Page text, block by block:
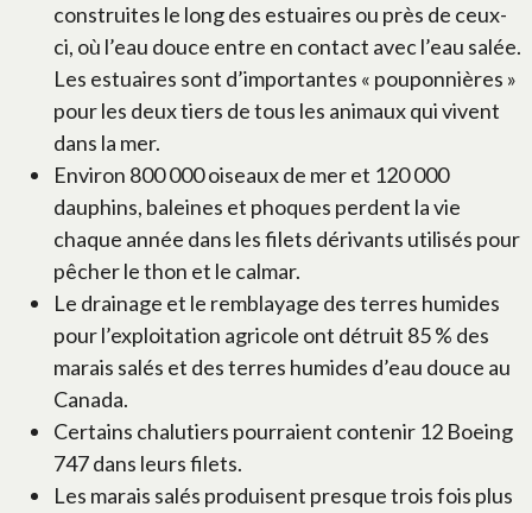
construites le long des estuaires ou près de ceux-
ci, où l’eau douce entre en contact avec l’eau salée.
Les estuaires sont d’importantes « pouponnières »
pour les deux tiers de tous les animaux qui vivent
dans la mer.
Environ 800 000 oiseaux de mer et 120 000
dauphins, baleines et phoques perdent la vie
chaque année dans les filets dérivants utilisés pour
pêcher le thon et le calmar.
Le drainage et le remblayage des terres humides
pour l’exploitation agricole ont détruit 85 % des
marais salés et des terres humides d’eau douce au
Canada.
Certains chalutiers pourraient contenir 12 Boeing
747 dans leurs filets.
Les marais salés produisent presque trois fois plus